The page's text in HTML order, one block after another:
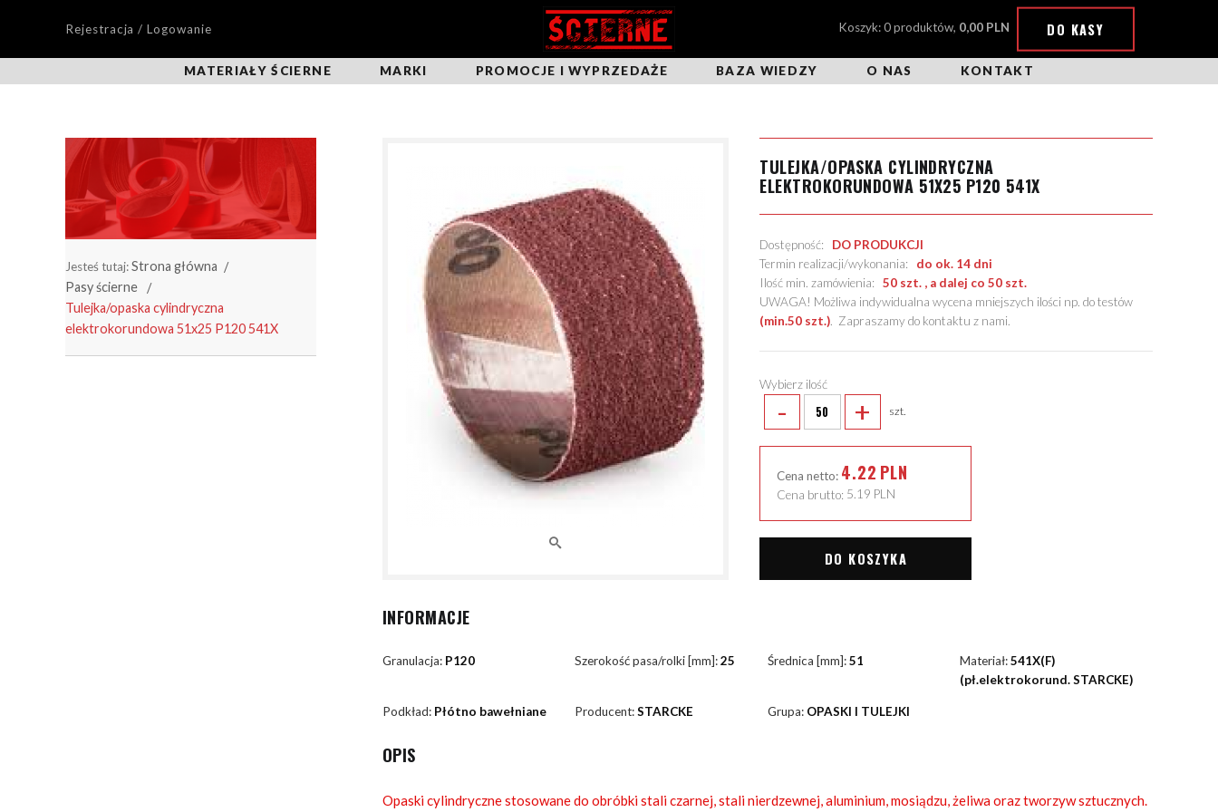
Rejestracja / Logowanie Koszyk: 0 produktów, 0,00 PLN DO KASY
MATERIAŁY ŚCIERNE MARKI PROMOCJE I WYPRZEDAŻE BAZA WIEDZY O NAS KONTAKT
Jesteś tutaj:Strona główna
Pasy ścierne
Tulejka/opaska cylindryczna
elektrokorundowa 51x25 P120 541X
TULEJKA/OPASKA CYLINDRYCZNA
ELEKTROKORUNDOWA 51X25 P120 541X
Dostępność: DO PRODUKCJI
Termin realizacji/wykonania: do ok. 14 dni
Ilość min. zamówienia:50 szt. , a dalej co 50 szt.
UWAGA! Możliwa indywidualna wycena mniejszych ilości np. do testów
(min.50 szt.). Zapraszamy do kontaktu z nami.
Wybierz ilość
- + szt.
Cena netto: 4.22 PLN
Cena brutto: 5.19 PLN
DO KOSZYKA
INFORMACJE
Granulacja: P120 Szerokość pasa/rolki [mm]:25 Średnica [mm]:51 Materiał:541X(F)
(pł.elektrokorund. STARCKE)
Podkład: Płótno bawełniane Producent:STARCKE Grupa: OPASKI I TULEJKI
OPIS
Opaski cylindryczne stosowane do obróbki stali czarnej, stali nierdzewnej, aluminium, mosiądzu, żeliwa oraz tworzyw sztucznych.